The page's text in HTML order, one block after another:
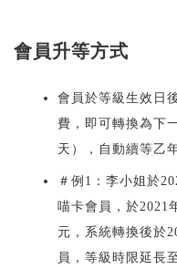
會員升等方式
會員於等級生效日
費，即可轉換為下
天），自動續等乙年
＃例1：李小姐於
喵卡會員，於2021
元，系統轉換後於
員，等級時限延長